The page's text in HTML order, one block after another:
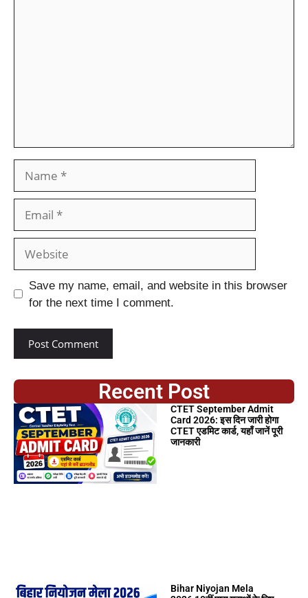
Save my name, email, and website in this browser
for the next time I comment.
Recent Post
CTET September Admit
Card 2026: इस दिन जारी होगा
CTET एडमिट कार्ड, यहाँ जानें पूरी
जानकारी
Bihar Niyojan Mela